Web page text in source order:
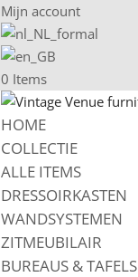
Mijn account
0 Items
HOME
COLLECTIE
ALLE ITEMS
DRESSOIRKASTEN
WANDSYSTEMEN
ZITMEUBILAIR
BUREAUS & TAFELS